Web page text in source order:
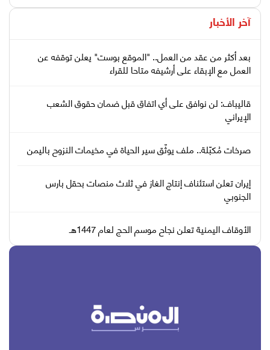
آخر الأخبار
بعد أكثر من عقد من العمل.. "الموقع بوست" يعلن توقفه عن
العمل مع الإبقاء على أرشيفه متاحا للقراء
قاليباف: لن نوافق على أي اتفاق قبل ضمان حقوق الشعب
الإيراني
صرخات مُكبّلة.. ملف يوثّق سير الحياة في مخيمات النزوح باليمن
إيران تعلن استئناف إنتاج الغاز في ثلاث منصات بحقل بارس
الجنوبي
الأوقاف اليمنية تعلن نجاح موسم الحج لعام 1447هـ